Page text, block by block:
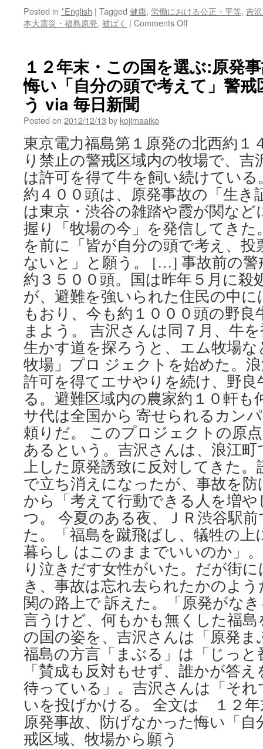
Posted in *English | Tagged 健康, 労働における公正・平等, 吉
本大震災・福島原発, 被ばく | Comments Offon
本
大
震
災:
負
の
年」
福
島
の
警
戒
区
域
で
牛
管
理・
吉
沢
さ
ん
講
演
−
−灘
区
／
兵
庫
via
毎
日
１２年末・この国を選ぶ:原発
悔い「自分の頭で考えて」警
う via 毎日新聞
Posted on 2012/12/13 by kojimaaiko
東京電力福島第１原発の北西約１
り禁止の警戒区域内の牧場で、吉
は許可を得て牛を飼い続けてい
約４００頭は、原発事故の「生き
は東京・渋谷の雑踏や霞が関な
握り「牧場の今」を発信してきた
を前に「皆が自分の頭で考え、
ないと」と願う。 […] 事故前の警
約３５００頭。国は昨年５月に殺
が、避難を強いられた住民の中
もおり、今も約１０００頭の野
まよう。 吉沢さんは同７月、牛
生かす道を探ろうと、エム牧場
牧場」プロ ジェクトを始めた。
許可を得てエサやりを続け、野
る。避難区域内の農家約１０軒も
サ代は全国から 寄せられるカン
頼りだ。 このプロジェクトの原
あるという。吉沢さんは、浪江
上した原発誘致に反対してきた。
で立ち消えになったが、事故を
から「考えて行動できる人を増
つ。 今夏のある夜、ＪＲ渋谷駅
た。「福島を蹴飛ばし、犠牲の
暮らし はこのままでいいのか」
り泣きだす女性がいた。だが街
き、事故は忘れ去られたかのよ
関の路上で 訴えた。「原発がな
言うけど、何もかも無くした福
の国の姿を、吉沢さんは「原発
福島の方言「まぶる」は「じっ
「賛成も反対もせず、誰かが答
待っている」。吉沢さんは「そ
いを投げかける。 全文は １２
原発事故、防げなかった悔い「
戒区域、牧場から願う